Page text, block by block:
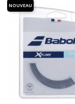
NOUVEAU